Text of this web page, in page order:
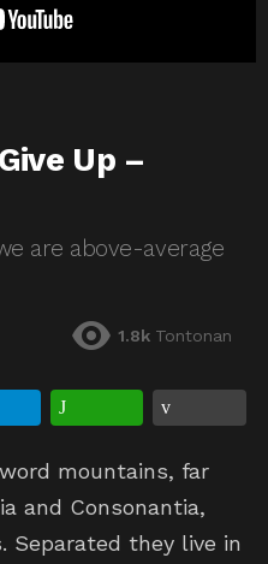
Up –
are above-average
1.8k Tontonan
mountains, far
and Consonantia,
they live in